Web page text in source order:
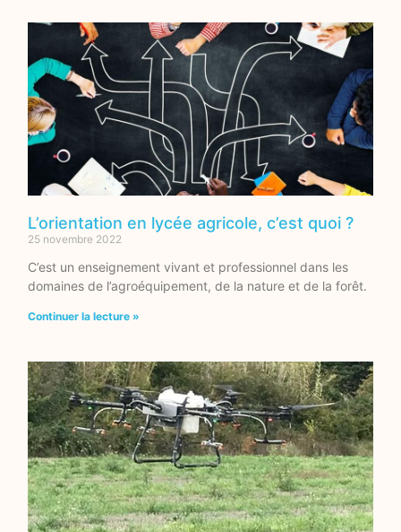
L’orientation en lycée agricole, c’est quoi ?
25 novembre 2022
C’est un enseignement vivant et professionnel dans les
domaines de l’agroéquipement, de la nature et de la forêt.
Continuer la lecture »